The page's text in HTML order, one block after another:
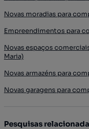
Novas moradias para
Empreendimentos para
Novas espaços
Maria)
Novas armazéns para
Novas garagens para
Pesquisas